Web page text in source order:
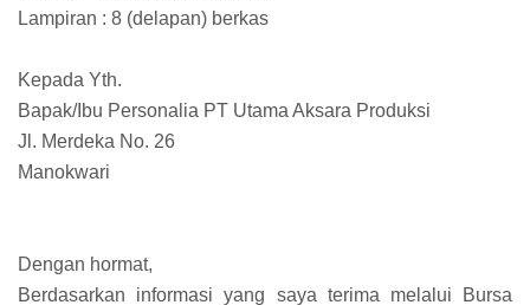
Lampiran : 8 (delapan) berkas
Kepada Yth.
Bapak/Ibu Personalia PT Utama Aksara Produksi
Jl. Merdeka No. 26
Manokwari
Dengan hormat,
Berdasarkan informasi yang saya terima melalui Bursa